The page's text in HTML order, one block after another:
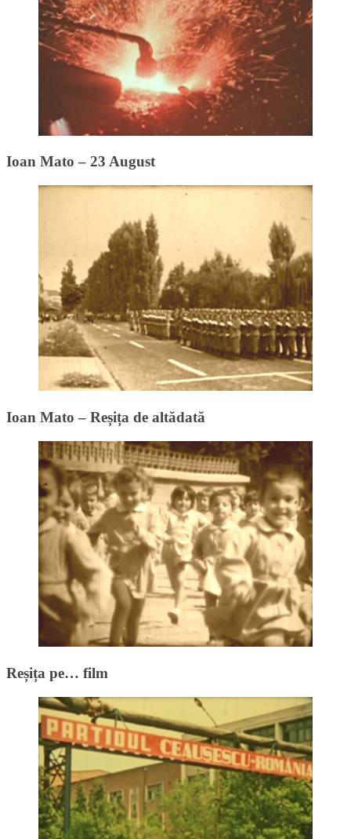
Ioan Mato – 23 August
Ioan Mato – Reșița de altădată
Reșița pe… film